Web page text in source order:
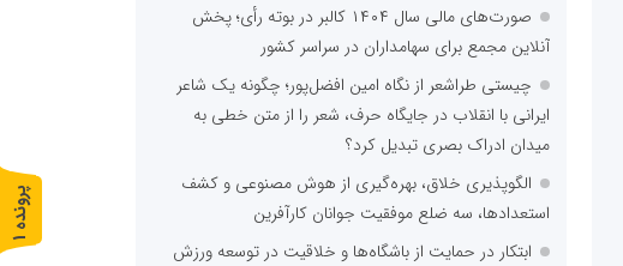
صورت‌های مالی سال ۱۴۰۴ کالبر در بوته رأی؛ پخش
آنلاین مجمع برای سهامداران در سراسر کشور
چیستی طراشعر از نگاه امین افضل‌پور؛ چگونه یک شاعر
ایرانی با انقلاب در جایگاه حرف، شعر را از متن خطی به
میدان ادراک بصری تبدیل کرد؟
الگوپذیری خلاق، بهره‌گیری از هوش مصنوعی و کشف
استعدادها، سه ضلع موفقیت جوانان کارآفرین
ابتکار در حمایت از باشگاه‌ها و خلاقیت در توسعه ورزش
پ
ر
و
ن
د
ه
1